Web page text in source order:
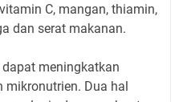
C, mangan, thiamin,
dan serat makanan.
meningkatkan
Dua hal